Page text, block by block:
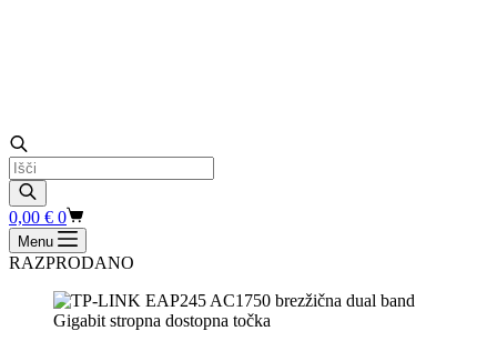
Products
search
Shopping
cart
0,00 € 0
Menu
RAZPRODANO